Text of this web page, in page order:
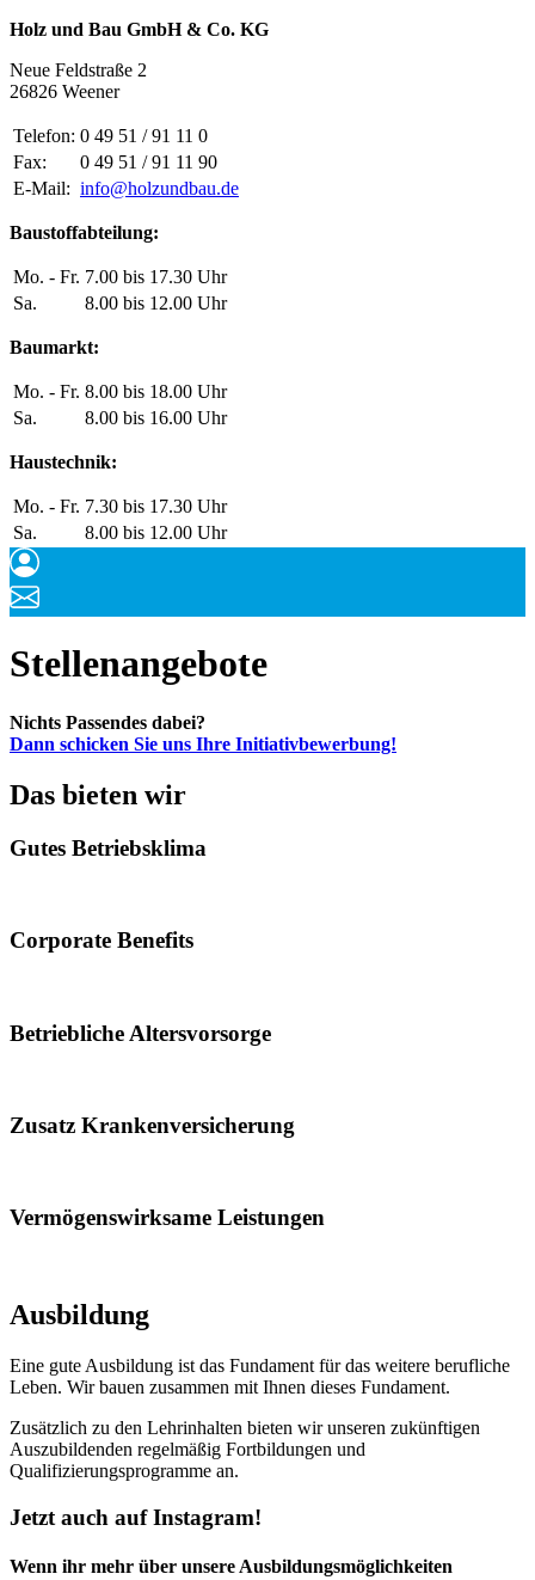
Holz und Bau GmbH & Co. KG
Neue Feldstraße 2
26826 Weener
Telefon: 0 49 51 / 91 11 0
Fax:
0 49 51 / 91 11 90
E-Mail: info@holzundbau.de
Baustoffabteilung:
Mo. - Fr. 7.00 bis 17.30 Uhr
Sa.
8.00 bis 12.00 Uhr
Baumarkt:
Mo. - Fr. 8.00 bis 18.00 Uhr
Sa.
8.00 bis 16.00 Uhr
Haustechnik:
Mo. - Fr. 7.30 bis 17.30 Uhr
Sa.
8.00 bis 12.00 Uhr
Stellenangebote
Nichts Passendes dabei?
Dann schicken Sie uns Ihre Initiativbewerbung!
Das bieten wir
Gutes Betriebsklima
Corporate Benefits
Betriebliche Altersvorsorge
Zusatz Krankenversicherung
Vermögenswirksame Leistungen
Ausbildung
Eine gute Ausbildung ist das Fundament für das weitere berufliche
Leben. Wir bauen zusammen mit Ihnen dieses Fundament.
Zusätzlich zu den Lehrinhalten bieten wir unseren zukünftigen
Auszubildenden regelmäßig Fortbildungen und
Qualifizierungsprogramme an.
Jetzt auch auf Instagram!
Wenn ihr mehr über unsere Ausbildungsmöglichkeiten